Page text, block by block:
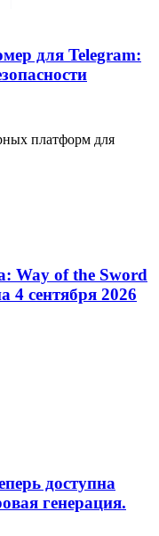
для Telegram:
платформ для
Way of the Sword
4 сентября 2026
доступна
генерация.